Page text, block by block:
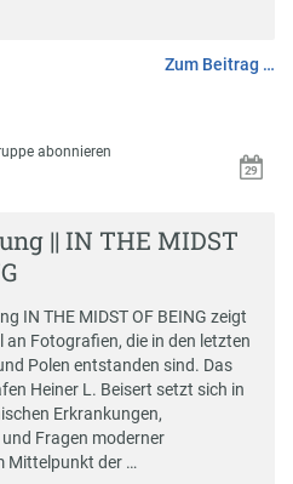
Zum Beitrag …
abonnieren
|| IN THE MIDST
IN THE MIDST OF BEING zeigt
an Fotografien, die in den letzten
Polen entstanden sind. Das
Heiner L. Beisert setzt sich in
Erkrankungen,
Fragen moderner
Mittelpunkt der …